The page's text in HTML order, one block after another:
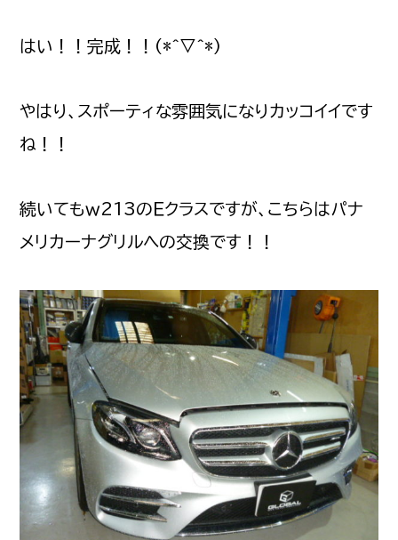
はい！！完成！！(*^▽^*)
やはり、スポーティな雰囲気になりカッコイイです
ね！！
続いてもｗ213のＥクラスですが、こちらはパナ
メリカーナグリルへの交換です！！